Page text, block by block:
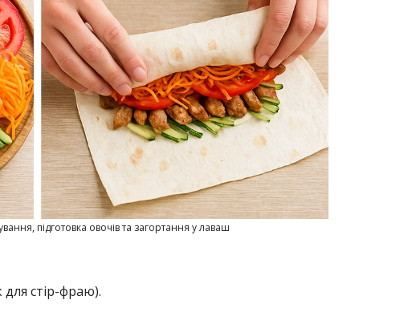
підготовка овочів та загортання у лаваш
стір-фраю).